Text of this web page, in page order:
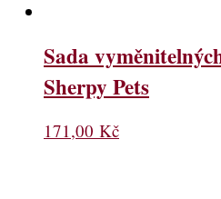
Sada
Sherpy Pets
171,00 Kč